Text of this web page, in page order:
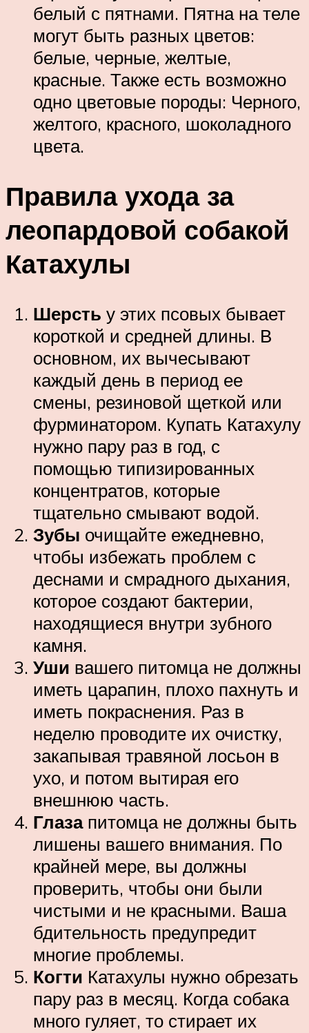
белый с пятнами. Пятна на теле
могут быть разных цветов:
белые, черные, желтые,
красные. Также есть возможно
одно цветовые породы: Черного,
желтого, красного, шоколадного
цвета.
Правила ухода за
леопардовой собакой
Катахулы
Шерсть у этих псовых бывает
короткой и средней длины. В
основном, их вычесывают
каждый день в период ее
смены, резиновой щеткой или
фурминатором. Купать Катахулу
нужно пару раз в год, с
помощью типизированных
концентратов, которые
тщательно смывают водой.
Зубы очищайте ежедневно,
чтобы избежать проблем с
деснами и смрадного дыхания,
которое создают бактерии,
находящиеся внутри зубного
камня.
Уши вашего питомца не должны
иметь царапин, плохо пахнуть и
иметь покраснения. Раз в
неделю проводите их очистку,
закапывая травяной лосьон в
ухо, и потом вытирая его
внешнюю часть.
Глазапитомца не должны быть
лишены вашего внимания. По
крайней мере, вы должны
проверить, чтобы они были
чистыми и не красными. Ваша
бдительность предупредит
многие проблемы.
Когти Катахулы нужно обрезать
пару раз в месяц. Когда собака
много гуляет, то стирает их